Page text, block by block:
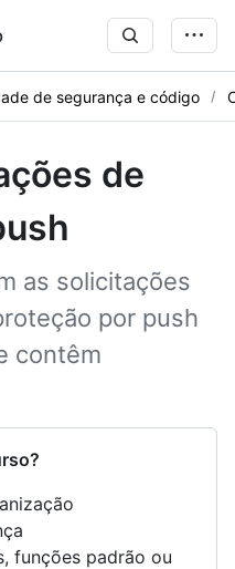
de segurança e código
de
as solicitações
por push
contêm
funções padrão ou